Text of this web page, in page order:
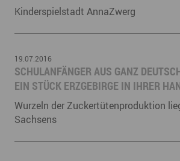
Kinderspielstadt AnnaZwerg
19.07.2016
SCHULANFÄNGER AUS GANZ
EIN STÜCK ERZGEBIRGE IN IHRER
Wurzeln der Zuckertütenproduktion
Sachsens